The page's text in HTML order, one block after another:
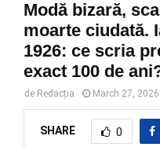
Modă bizară,
moarte ciudată.
1926: ce scria
exact 100 de
de Redacția March 27, 2026
SHARE 0